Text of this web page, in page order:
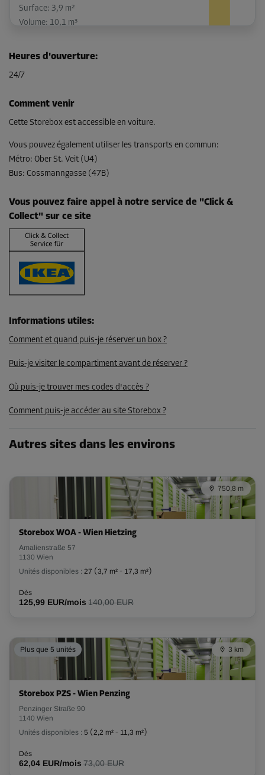
Surface: 3,9 m²
Volume: 10,1 m³
-20%
148,00 EUR/mois
118,39 EUR/mois
Compartiment 16
Surface: 2,9 m²
Long:2,5m Larg:
-10%
117,00 EUR/mois
105,29 EUR/mois
Surface: 5,9 m²
-10%
179,09 EUR/mois
Compartiment 26
Volume: 9,6 m³
Long:2,9m Larg:
-20%
Dès
143,00 EUR/mois
Compartiment 27
Volume: 20,5 m³
Long:4,5 m Larg:
Dès
231,00 EUR/mois
Heures d'ouverture:
24/7
Comment venir
Cette Storebox est accessible en voiture.
Vous pouvez également utiliser les transports en commun:
Métro: Ober St. Veit (U4)
Bus: Cossmanngasse (47B)
Vous pouvez faire appel à notre service de "Click &
Collect" sur ce site
Informations utiles:
Comment et quand puis-je réserver un box ?
Puis-je visiter le compartiment avant de réserver ?
Où puis-je trouver mes codes d'accès ?
Comment puis-je accéder au site Storebox ?
Autres sites dans les environs
750,8 m
Storebox WOA - Wien Hietzing
Amalienstraße 57
1130 Wien
Unités disponibles : 27 ( 3,7 m² - 17,3 m²)
Dès
125,99 EUR/mois 140,00 EUR
Plus que 5 unités 3 km
Storebox PZS - Wien Penzing
Penzinger Straße 90
1140 Wien
Unités disponibles : 5 ( 2,2 m² - 11,3 m²)
Dès
62,04 EUR/mois 73,00 EUR